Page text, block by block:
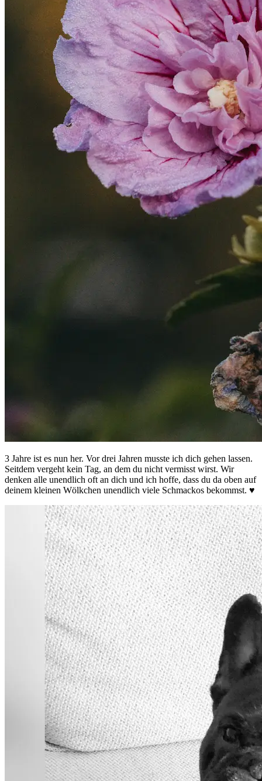
3 Jahre ist es nun her. Vor drei Jahren musste ich dich gehen lassen.
Seitdem vergeht kein Tag, an dem du nicht vermisst wirst. Wir
denken alle unendlich oft an dich und ich hoffe, dass du da oben auf
deinem kleinen Wölkchen unendlich viele Schmackos bekommst. ♥️